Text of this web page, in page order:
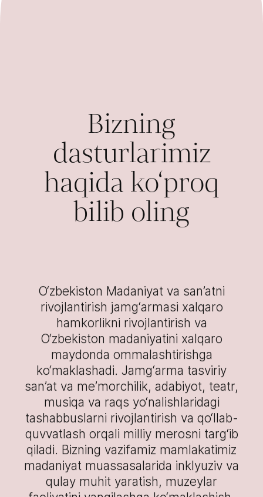
Bizning
dasturlarimiz
haqida ko‘proq
bilib oling
O‘zbekiston Madaniyat va san’atni
rivojlantirish jamg‘armasi xalqaro
hamkorlikni rivojlantirish va
O‘zbekiston madaniyatini xalqaro
maydonda ommalashtirishga
ko‘maklashadi. Jamg‘arma tasviriy
san’at va me’morchilik, adabiyot, teatr,
musiqa va raqs yo‘nalishlaridagi
tashabbuslarni rivojlantirish va qo‘llab-
quvvatlash orqali milliy merosni targ‘ib
qiladi. Bizning vazifamiz mamlakatimiz
madaniyat muassasalarida inklyuziv va
qulay muhit yaratish, muzeylar